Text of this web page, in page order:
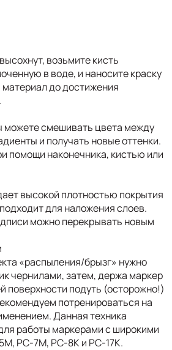
возьмите кисть
в воде, и наносите краску
до достижения
можете смешивать цвета между
и получать новые оттенки.
помощи наконечника, кистью или
высокой плотностью покрытия
для наложения слоев.
можно перекрывать новым
«распыления/брызг» нужно
чернилами, затем, держа маркер
поверхности подуть (осторожно!)
потренироваться на
Данная техника
работы маркерами с широкими
PC-7M, PC-8K и PC-17K.